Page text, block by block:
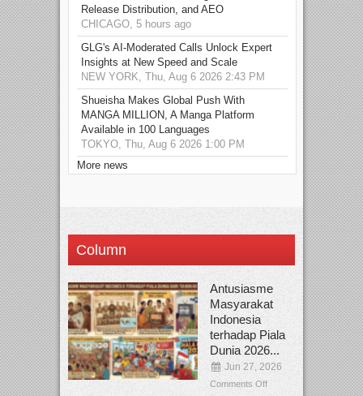
Release Distribution, and AEO
CHICAGO, 5 hours ago
GLG's AI-Moderated Calls Unlock Expert
Insights at New Speed and Scale
NEW YORK, Thu, Aug 6 2026 2:43 PM
Shueisha Makes Global Push With
MANGA MILLION, A Manga Platform
Available in 100 Languages
TOKYO, Thu, Aug 6 2026 1:00 PM
More news
Column
Antusiasme
Masyarakat
Indonesia
terhadap Piala
Dunia 2026...
Jun 27, 2026
Comments Off